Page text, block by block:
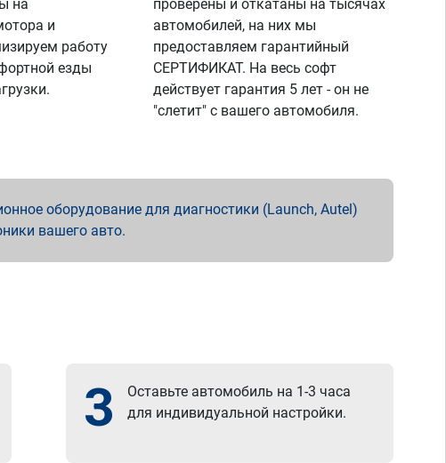
на
и
работу
езды
проверены и откатаны на тысячах
автомобилей, на них мы
предоставляем гарантийный
СЕРТИФИКАТ. На весь софт
действует гарантия 5 лет - он не
"слетит" с вашего автомобиля.
оборудование для диагностики (Launch, Autel)
вашего авто.
3
Оставьте автомобиль на 1-3 часа
для индивидуальной настройки.